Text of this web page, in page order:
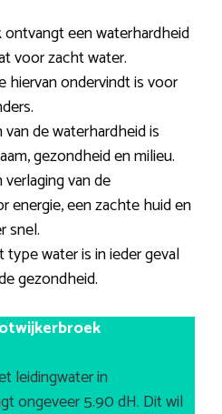
een waterhardheid
voor zacht water.
hiervan ondervindt is voor
de waterhardheid is
gezondheid en milieu.
van de
energie, een zachte huid en
snel.
water is in ieder geval
gezondheid.
leidingwater in
ongeveer 5.90 dH. Dit wil